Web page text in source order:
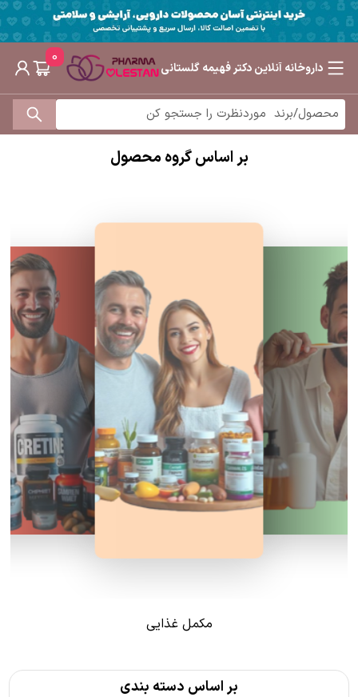
داروخانه آنلاین دکتر فهیمه گلستانی
0
بر اساس گروه محصول
مکمل غذایی
بر اساس دسته بندی